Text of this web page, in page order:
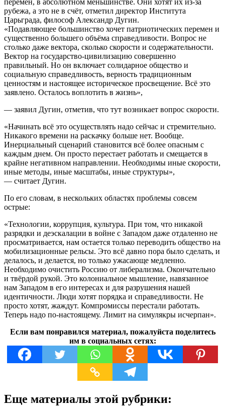
рубежа, а это не в счёт, отметил директор Института
Царьграда, философ Александр Дугин.
«Подавляющее большинство хочет патриотических перемен и
существенно большего объёма справедливости. Вопрос не
столько даже вектора, сколько скорости и содержательности.
Вектор на государство-цивилизацию совершенно
правильный. Но он включает солидарное общество и
социальную справедливость, верность традиционным
ценностям и настоящее историческое просвещение. Всё это
заявлено. Осталось воплотить в жизнь»,
— заявил Дугин, отметив, что тут возникает вопрос скорости.
«Начинать всё это осуществлять надо сейчас и стремительно.
Никакого времени на раскачку больше нет. Вообще.
Инерциальный сценарий становится всё более опасным с
каждым днем. Он просто перестает работать и смещается в
крайне негативном направлении. Необходимы иные скорости,
иные методы, иные масштабы, иные структуры»,
— считает Дугин.
По его словам, в нескольких областях проблемы совсем
острые:
«Технологии, коррупция, культура. При том, что никакой
разрядки и деэскалации в войне с Западом даже отдаленно не
просматривается, нам остается только переводить общество на
мобилизационные рельсы. Это всё давно пора было сделать, и
делалось, и делается, но только ужасающе медленно.
Необходимо очистить Россию от либерализма. Окончательно
и твёрдой рукой. Это колониальное мышление, навязанное
нам Западом в его интересах и для разрушения нашей
идентичности. Люди хотят порядка и справедливости. Не
просто хотят, жаждут. Компромиссы перестали работать.
Теперь надо по-настоящему. Лимит на симулякры исчерпан».
Если вам понравился материал, пожалуйста поделитесь
им в социальных сетях:
Еще материалы этой рубрики: